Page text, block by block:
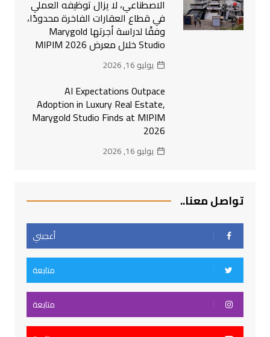
الاصطناعي، لا يزال توظيفه العملي
في قطاع العقارات الفاخرة محدودًا،
وفقًا لدراسة أجرتها Marygold
Studio خلال معرض MIPIM 2026
يوليو 16, 2026
AI Expectations Outpace
Adoption in Luxury Real Estate,
Marygold Studio Finds at MIPIM
2026
يوليو 16, 2026
تواصل معنا..
أعجبني
متابعة
متابعة